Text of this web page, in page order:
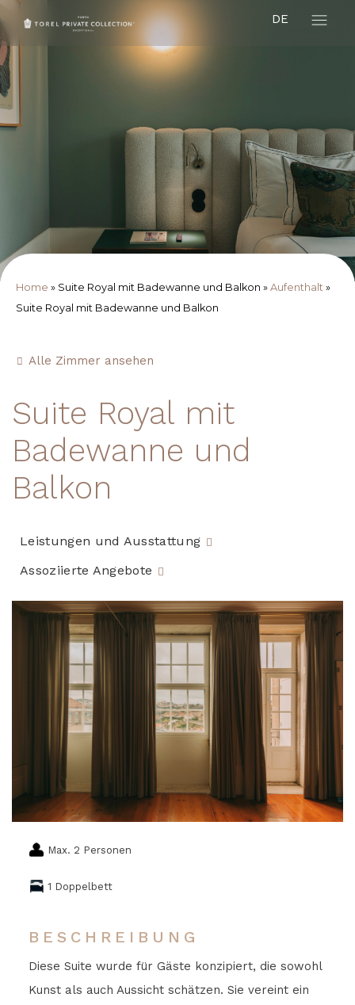
DE
Home » Suite Royal mit Badewanne und Balkon » Aufenthalt »
Suite Royal mit Badewanne und Balkon
Alle Zimmer ansehen
Suite Royal mit
Badewanne und
Balkon
Leistungen und Ausstattung
Assoziierte Angebote
Max. 2 Personen
1 Doppelbett
BESCHREIBUNG
Diese Suite wurde für Gäste konzipiert, die sowohl
Kunst als auch Aussicht schätzen. Sie vereint ein